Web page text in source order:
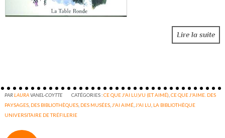
Lire la suite
PARLAURAVANEL-COYTTE CATÉGORIES :CE QUE J'AI LU,VU (ET AIMÉ) ,CE QUE J'AIME. DES
PAYSAGES DES BIBLIOTHÈQUES DES MUSÉES J'AI AIMÉ J'AI LU LA BIBLIOTHÈQUE
UNIVERSITAIRE DE TRÉFILERIE